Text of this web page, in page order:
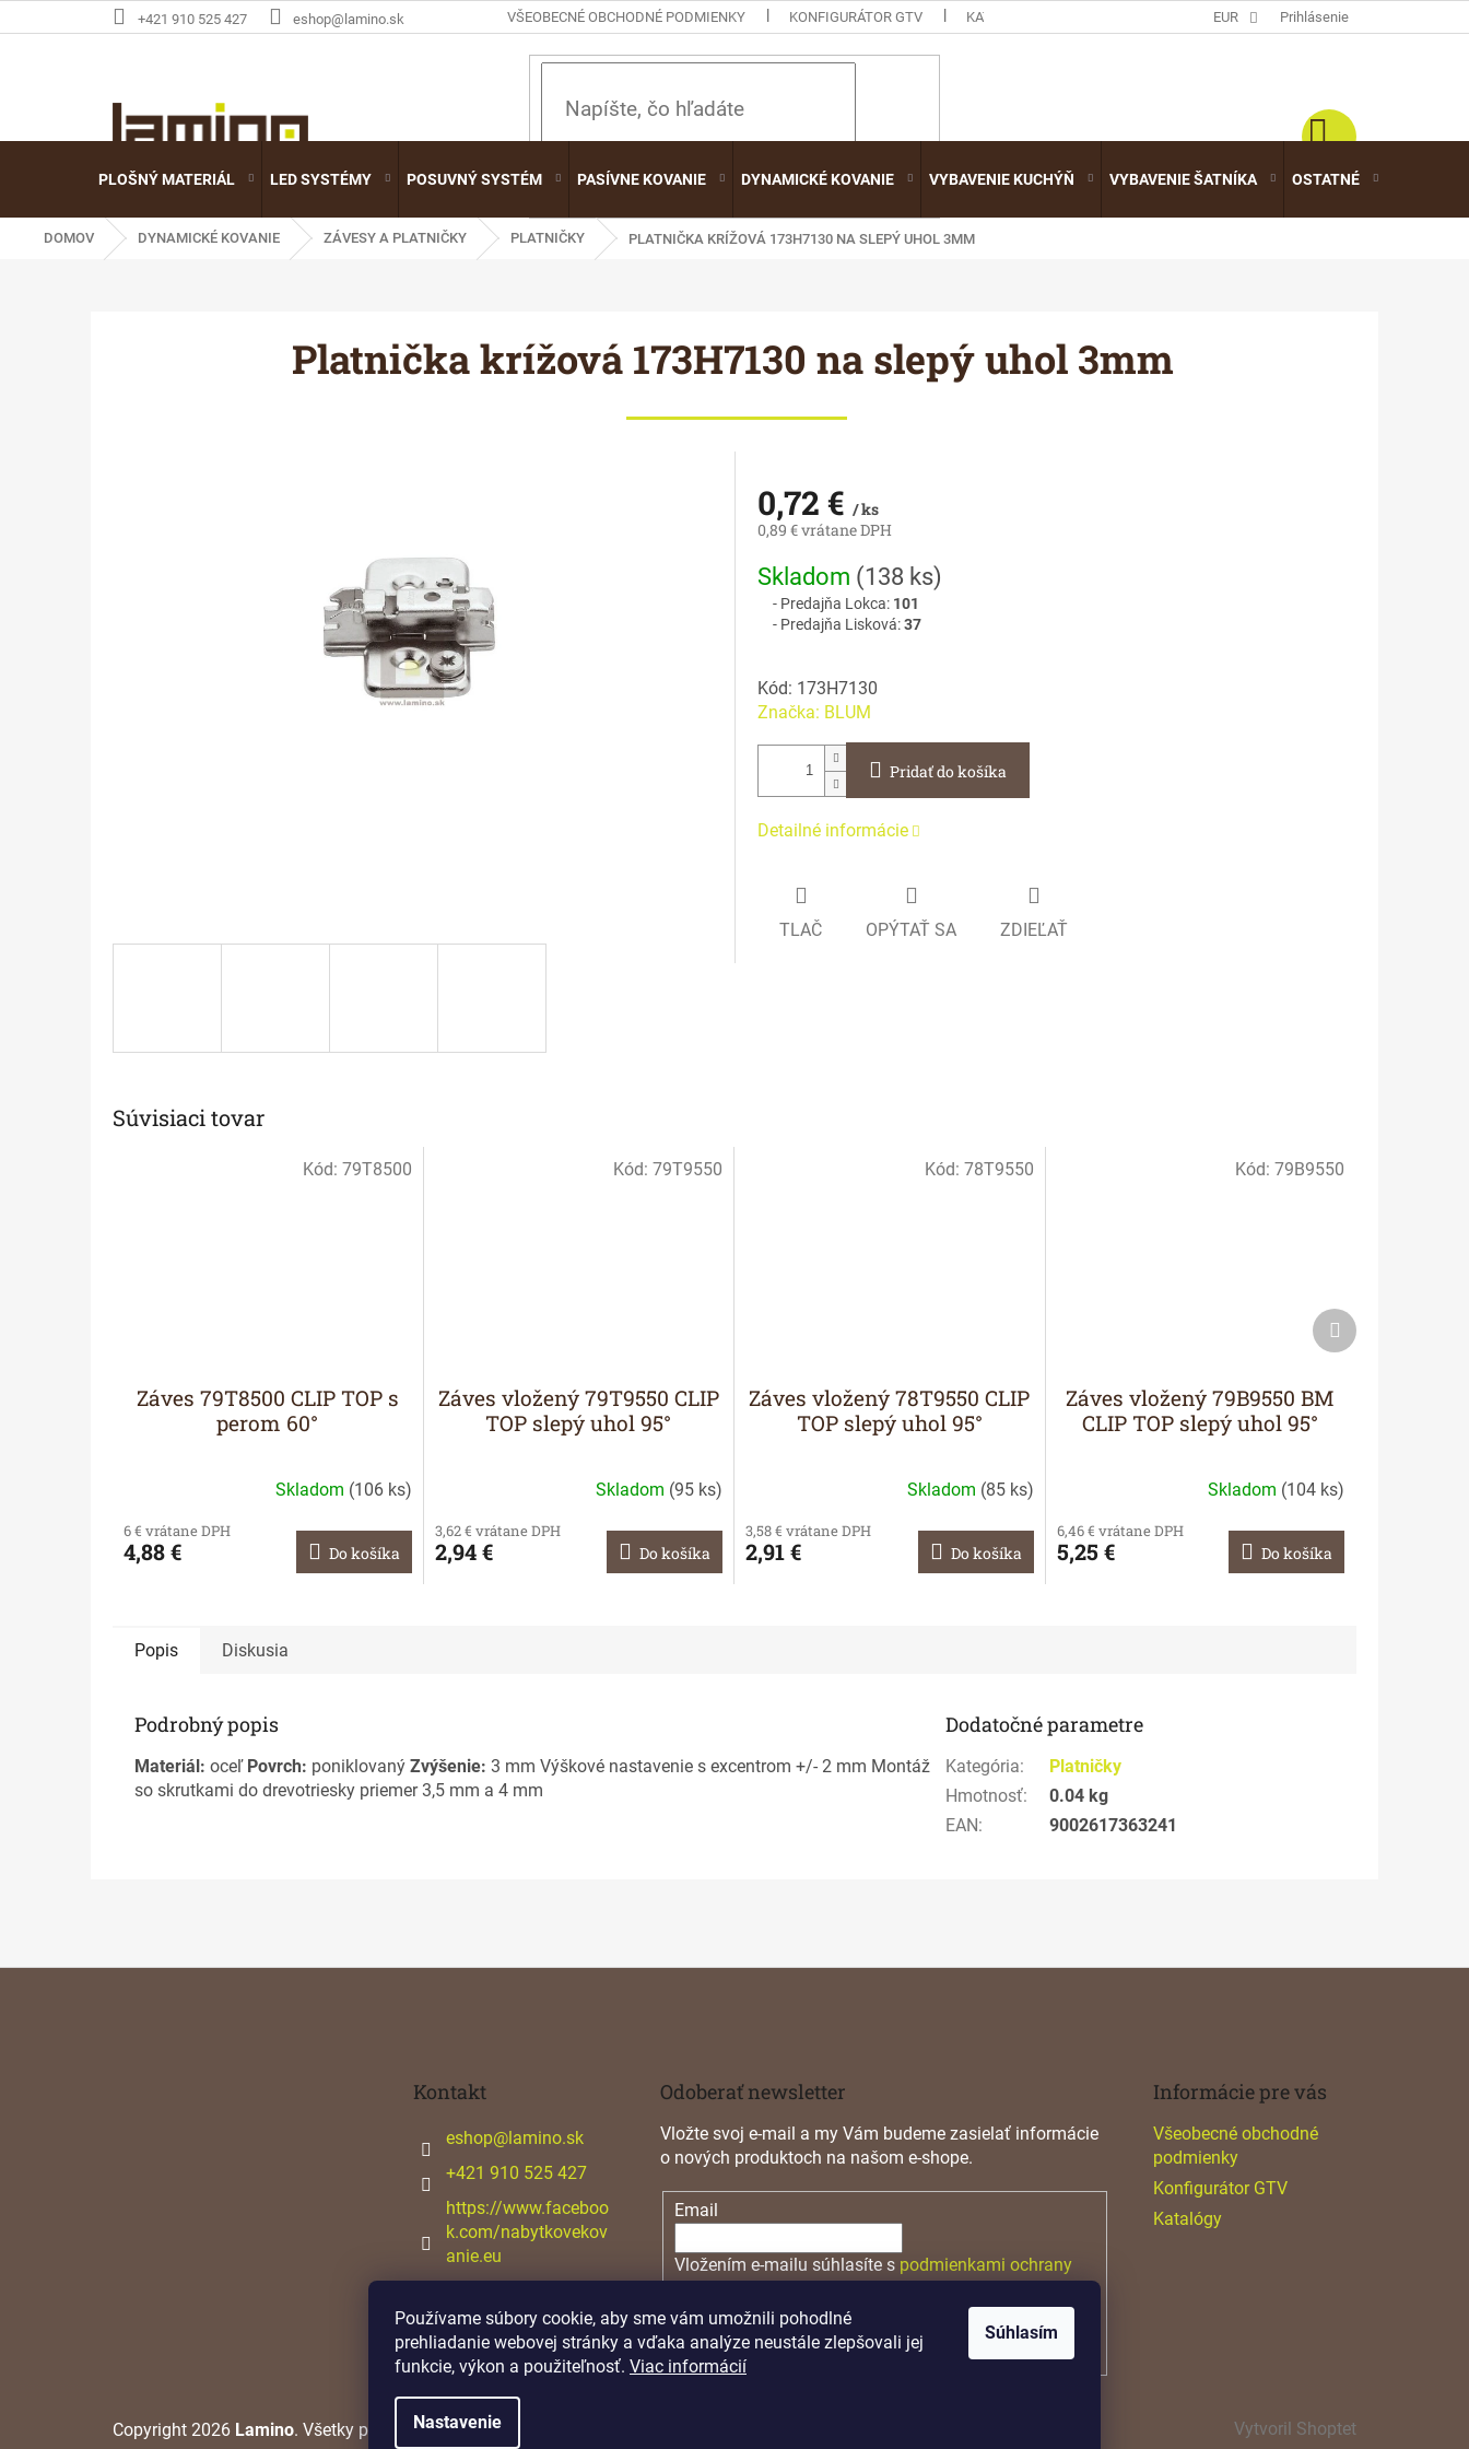
Používame súbory cookie, aby sme vám umožnili pohodlné
prehliadanie webovej stránky a vďaka analýze neustále zlepšovali jej
funkcie, výkon a použiteľnosť. Viac informácií
Nastavenie
Súhlasím
na
+421 910 525 427 eshop@lamino.sk VŠEOBECNÉ OBCHODNÉ PODMIENKY KONFIGURÁTOR GTV KATALÓGY EUR Prihlásenie
HĽADAŤ
PLOŠNÝ MATERIÁL LED SYSTÉMY POSUVNÝ SYSTÉM PASÍVNE KOVANIE DYNAMICKÉ KOVANIE VYBAVENIE KUCHÝŇ VYBAVENIE ŠATNÍKA OSTATNÉ
DOMOV DYNAMICKÉ KOVANIE ZÁVESY A PLATNIČKY PLATNIČKY PLATNIČKA KRÍŽOVÁ 173H7130 NA SLEPÝ UHOL 3MM
Platnička krížová 173H7130 na slepý uhol 3mm
0,72 € / ks
0,89 € vrátane DPH
Jednotková
cena:
Skladom (138 ks)
Predajňa Lokca: 101
Predajňa Lisková:37
Kód: 173H7130
Značka: BLUM
Pridať do košíka
Detailné informácie
TLAČ OPÝTAŤ SA ZDIEĽAŤ
Súvisiaci tovar
Záves 79T8500 CLIP TOP s
perom 60°
Skladom (106 ks)
6 € vrátane DPH
4,88 € Do košíka
Kód: 79T8500
Záves vložený 79T9550 CLIP
TOP slepý uhol 95°
Skladom (95 ks)
3,62 € vrátane DPH
2,94 € Do košíka
Kód: 79T9550
Záves vložený 78T9550 CLIP
TOP slepý uhol 95°
Skladom (85 ks)
3,58 € vrátane DPH
2,91 € Do košíka
Kód: 78T9550
Záves vložený 79B9550 BM
CLIP TOP slepý uhol 95°
Skladom (104 ks)
6,46 € vrátane DPH
5,25 € Do košíka
Kód: 79B9550
Ďalší
produkt
Popis Diskusia
Podrobný popis
Materiál: oceľ Povrch: poniklovaný Zvýšenie: 3 mm Výškové nastavenie s excentrom +/- 2 mm Montáž
so skrutkami do drevotriesky priemer 3,5 mm a 4 mm
Dodatočné parametre
Kategória:
Platničky
Hmotnosť:
0.04 kg
EAN: 9002617363241
Kontakt
eshop@lamino.sk
+421 910 525 427
https://www.faceboo
k.com/nabytkovekov
anie.eu
Odoberať newsletter
Vložte svoj e-mail a my Vám budeme zasielať informácie
o nových produktoch na našom e-shope.
Email
Vložením e-mailu súhlasíte s podmienkami ochrany
PRIHLÁSIŤ SA
Informácie pre vás
Všeobecné obchodné
podmienky
Konfigurátor GTV
Katalógy
Vytvoril Shoptet
Copyright 2026 Lamino. Všetky práva vyhradené.